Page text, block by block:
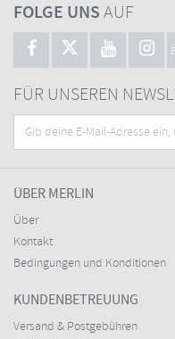
FOLGE UNSAUF
FÜR UNSEREN
ÜBER MERLIN
Über
Kontakt
Bedingungen und Konditionen
KUNDENBETREUUNG
Versand & Postgebühren